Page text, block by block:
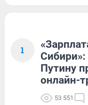
1
Сибири»:
Путину
онлайн-
53 551